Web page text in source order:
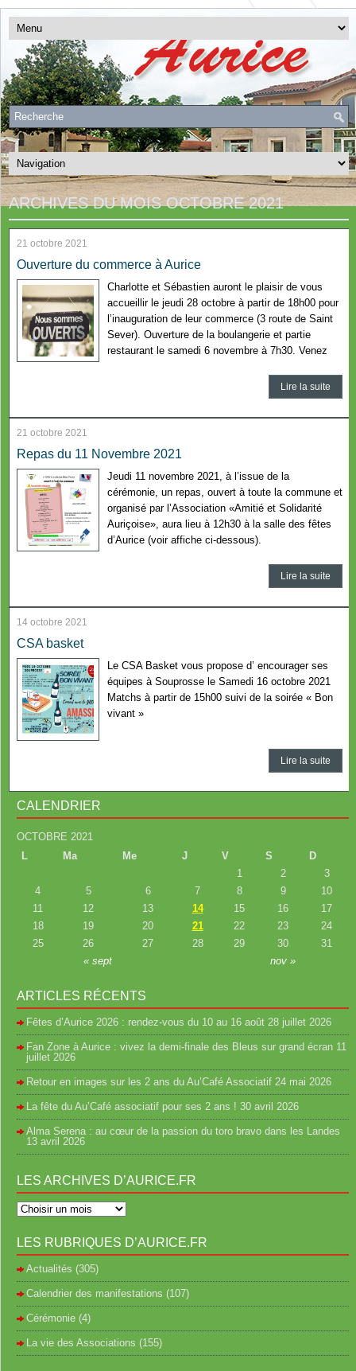
ARCHIVES DU MOISOCTOBRE 2021
21 octobre 2021
Ouverture du commerce à Aurice
Charlotte et Sébastien auront le plaisir de vous
accueillir le jeudi 28 octobre à partir de 18h00 pour
l’inauguration de leur commerce (3 route de Saint
Sever). Ouverture de la boulangerie et partie
restaurant le samedi 6 novembre à 7h30. Venez
Lire la suite
21 octobre 2021
Repas du 11 Novembre 2021
Jeudi 11 novembre 2021, à l’issue de la
cérémonie, un repas, ouvert à toute la commune et
organisé par l’Association «Amitié et Solidarité
Auriçoise», aura lieu à 12h30 à la salle des fêtes
d’Aurice (voir affiche ci-dessous).
Lire la suite
14 octobre 2021
CSA basket
Le CSA Basket vous propose d’ encourager ses
équipes à Souprosse le Samedi 16 octobre 2021
Matchs à partir de 15h00 suivi de la soirée « Bon
vivant »
Lire la suite
CALENDRIER
OCTOBRE 2021
L
Ma Me J V S D
« sept nov »
1 2
3
4
5 6 7 8 9
10
11
12 13 14 15 16
17
18
19 20 21 22 23
24
25
26 27 28 29 30 31
ARTICLES RÉCENTS
Fêtes d’Aurice 2026 : rendez-vous du 10 au 16 août 28 juillet 2026
Fan Zone à Aurice : vivez la demi-finale des Bleus sur grand écran 11
juillet 2026
Retour en images sur les 2 ans du Au’Café Associatif 24 mai 2026
La fête du Au’Café associatif pour ses 2 ans ! 30 avril 2026
Alma Serena : au cœur de la passion du toro bravo dans les Landes
13 avril 2026
LES ARCHIVES D’AURICE.FR
LES RUBRIQUES D’AURICE.FR
Actualités (305)
Calendrier des manifestations (107)
Cérémonie (4)
La vie des Associations (155)